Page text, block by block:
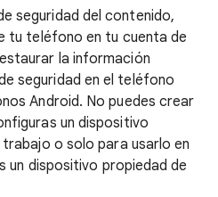
seguridad del contenido,
tu teléfono en tu cuenta de
la información
seguridad en el teléfono
Android. No puedes crear
un dispositivo
o solo para usarlo en
un dispositivo propiedad de